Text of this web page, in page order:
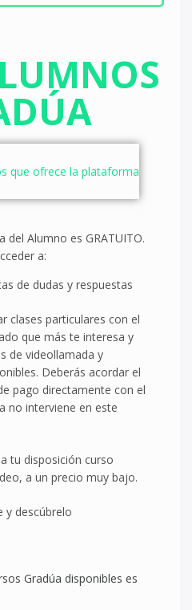
que ofrece la plataforma
del Alumno es GRATUITO.
a:
de dudas y respuestas
clases particulares con el
que más te interesa y
de videollamada y
Deberás acordar el
pago directamente con el
no interviene en este
tu disposición curso
a un precio muy bajo.
y descúbrelo
Gradúa disponibles es